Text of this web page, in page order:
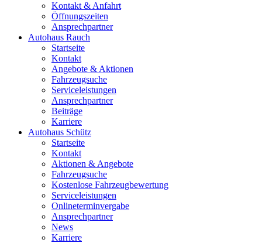
Kontakt & Anfahrt
Öffnungszeiten
Ansprechpartner
Autohaus Rauch
Startseite
Kontakt
Angebote & Aktionen
Fahrzeugsuche
Serviceleistungen
Ansprechpartner
Beiträge
Karriere
Autohaus Schütz
Startseite
Kontakt
Aktionen & Angebote
Fahrzeugsuche
Kostenlose Fahrzeugbewertung
Serviceleistungen
Onlineterminvergabe
Ansprechpartner
News
Karriere